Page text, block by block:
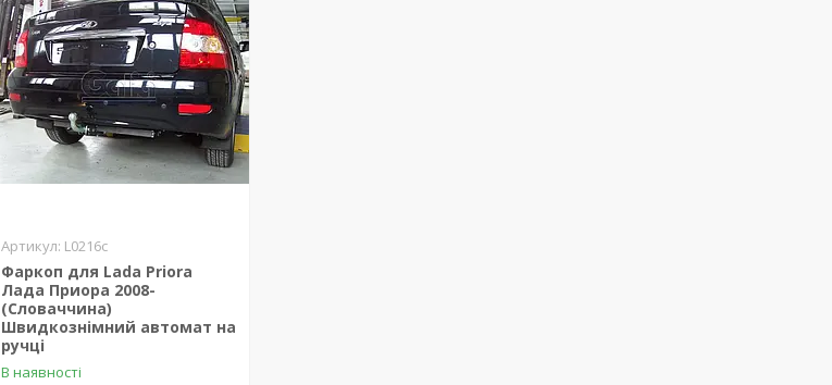
L0216c
Фаркоп для Lada Priora
Лада Приора 2008-
(Словаччина)
Швидкознімний автомат на
ручці
В наявності